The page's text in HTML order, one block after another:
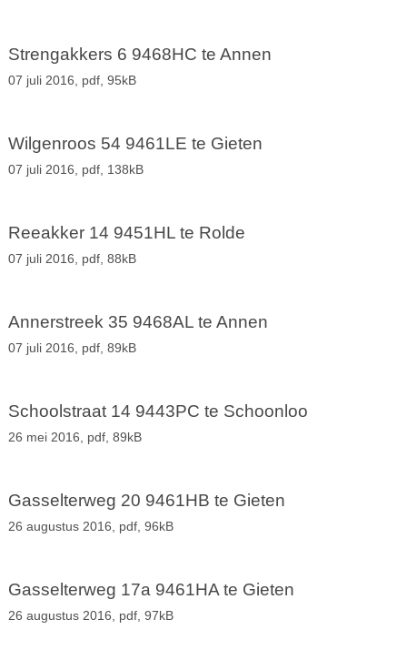
Strengakkers 6 9468HC te Annen
07 juli 2016, pdf, 95kB
Wilgenroos 54 9461LE te Gieten
07 juli 2016, pdf, 138kB
Reeakker 14 9451HL te Rolde
07 juli 2016, pdf, 88kB
Annerstreek 35 9468AL te Annen
07 juli 2016, pdf, 89kB
Schoolstraat 14 9443PC te Schoonloo
26 mei 2016, pdf, 89kB
Gasselterweg 20 9461HB te Gieten
26 augustus 2016, pdf, 96kB
Gasselterweg 17a 9461HA te Gieten
26 augustus 2016, pdf, 97kB